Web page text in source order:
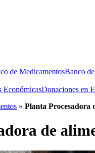
de MedicamentosBanco
EconómicasDonaciones en
» Planta Procesadora
de